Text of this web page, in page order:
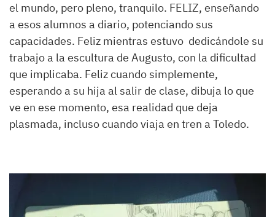
el mundo, pero pleno, tranquilo. FELIZ, enseñando
a esos alumnos a diario, potenciando sus
capacidades. Feliz mientras estuvo dedicándole su
trabajo a la escultura de Augusto, con la dificultad
que implicaba. Feliz cuando simplemente,
esperando a su hija al salir de clase, dibuja lo que
ve en ese momento, esa realidad que deja
plasmada, incluso cuando viaja en tren a Toledo.